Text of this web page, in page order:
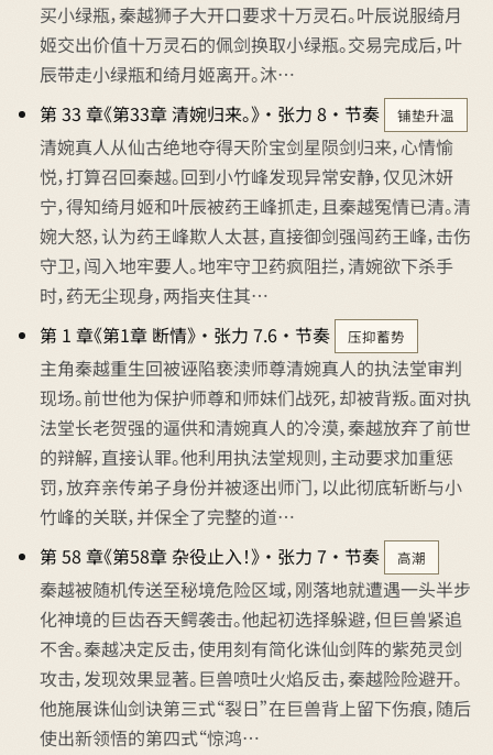
买小绿瓶，秦越狮子大开口要求十万灵石。叶辰说服绮月
姬交出价值十万灵石的佩剑换取小绿瓶。交易完成后，叶
辰带走小绿瓶和绮月姬离开。沐…
第 33 章《第33章 清婉归来。》 · 张力 8 · 节奏
铺垫升温
清婉真人从仙古绝地夺得天阶宝剑星陨剑归来，心情愉
悦，打算召回秦越。回到小竹峰发现异常安静，仅见沐妍
宁，得知绮月姬和叶辰被药王峰抓走，且秦越冤情已清。清
婉大怒，认为药王峰欺人太甚，直接御剑强闯药王峰，击伤
守卫，闯入地牢要人。地牢守卫药疯阻拦，清婉欲下杀手
时，药无尘现身，两指夹住其…
第 1 章《第1章 断情》 · 张力 7.6 · 节奏
压抑蓄势
主角秦越重生回被诬陷亵渎师尊清婉真人的执法堂审判
现场。前世他为保护师尊和师妹们战死，却被背叛。面对执
法堂长老贺强的逼供和清婉真人的冷漠，秦越放弃了前世
的辩解，直接认罪。他利用执法堂规则，主动要求加重惩
罚，放弃亲传弟子身份并被逐出师门，以此彻底斩断与小
竹峰的关联，并保全了完整的道…
第 58 章《第58章 杂役止入！》 · 张力 7 · 节奏
高潮
秦越被随机传送至秘境危险区域，刚落地就遭遇一头半步
化神境的巨齿吞天鳄袭击。他起初选择躲避，但巨兽紧追
不舍。秦越决定反击，使用刻有简化诛仙剑阵的紫苑灵剑
攻击，发现效果显著。巨兽喷吐火焰反击，秦越险险避开。
他施展诛仙剑诀第三式“裂日”在巨兽背上留下伤痕，随后
使出新领悟的第四式“惊鸿…